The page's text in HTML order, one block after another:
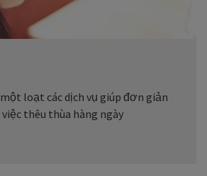
loạt các dịch vụ giúp đơn giản
thêu thùa hàng ngày